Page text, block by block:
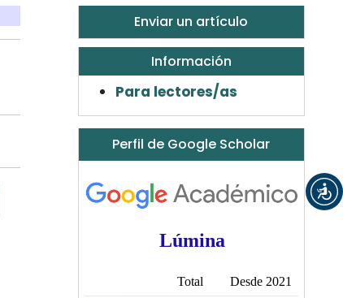
Enviar un artículo
Información
Para lectores/as
Perfil de Google Scholar